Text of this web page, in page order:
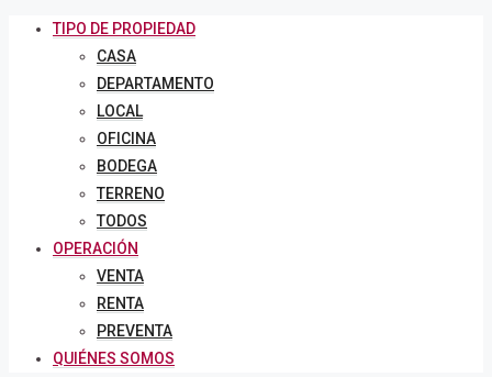
TIPO DE PROPIEDAD
CASA
DEPARTAMENTO
LOCAL
OFICINA
BODEGA
TERRENO
TODOS
OPERACIÓN
VENTA
RENTA
PREVENTA
QUIÉNES SOMOS